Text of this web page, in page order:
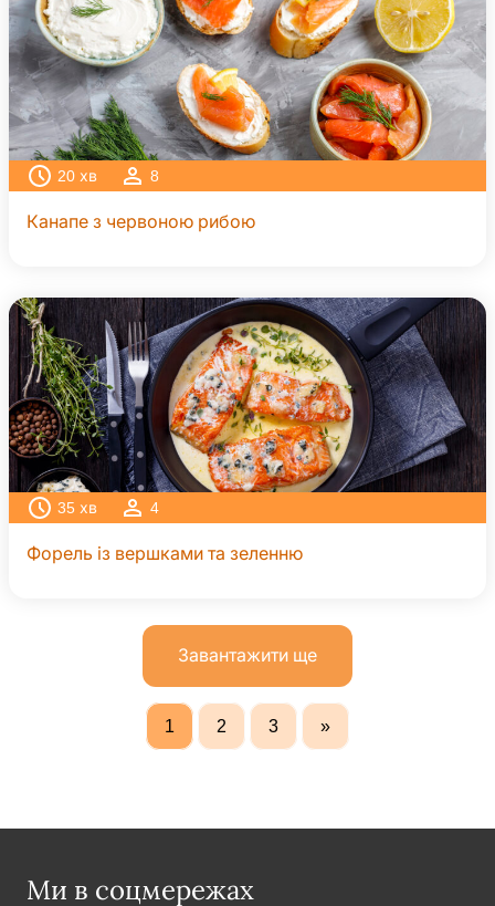
20 хв 8
Канапе з червоною рибою
35 хв 4
Форель із вершками та зеленню
Завантажити ще
1 2 3 »
Ми в соцмережах